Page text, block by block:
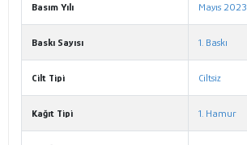
Basım Yılı Mayıs 2023
Baskı Sayısı 1. Baskı
Cilt Tipi Ciltsiz
Kağıt Tipi 1. Hamur